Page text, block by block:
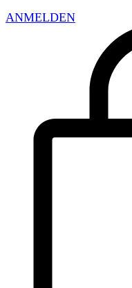
ANMELDEN